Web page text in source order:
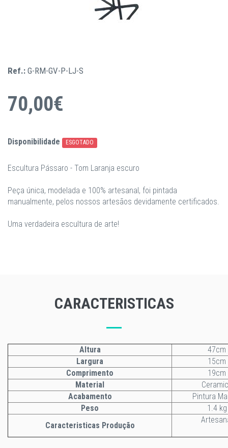
Ref.: G-RM-GV-P-LJ-S
70,00€
Disponibilidade ESGOTADO
Escultura Pássaro - Tom Laranja escuro
Peça única, modelada e 100% artesanal, foi pintada
manualmente, pelos nossos artesãos devidamente certificados.
Uma verdadeira escultura de arte!
CARACTERISTICAS
Altura
47cm
Largura
15cm
Comprimento
19cm
Material
Acabamento
Pintura
Peso
1.4 kg
Caracteristicas Produção